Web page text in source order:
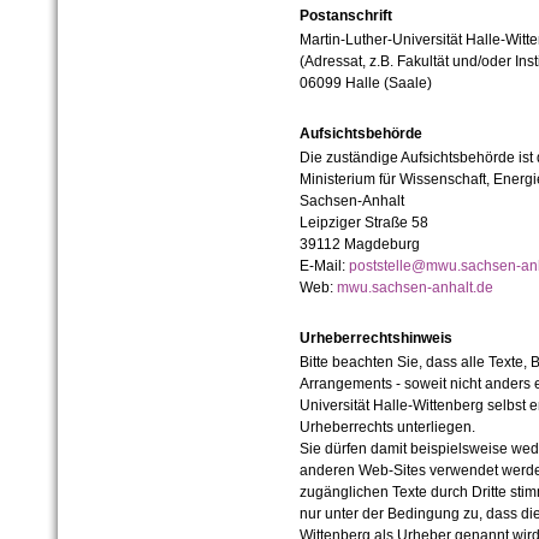
Postanschrift
Martin-Luther-Universität Halle-
(Adressat, z.B. Fakultät und/oder
06099 Halle (Saale)
Aufsichtsbehörde
Die zuständige Aufsichtsbehörde ist
Ministerium für Wissenschaft,
Sachsen-Anhalt
Leipziger Straße 58
39112 Magdeburg
E-Mail: poststelle@mwu.sachsen-
Web: mwu.sachsen-anhalt.de
Urheberrechtshinweis
Bitte beachten Sie, dass alle Texte,
Arrangements - soweit nicht anders
Universität Halle-Wittenberg selbst
Urheberrechts unterliegen.
Sie dürfen damit beispielsweise
anderen Web-Sites verwendet
zugänglichen Texte durch Dritte
nur unter der Bedingung zu, dass